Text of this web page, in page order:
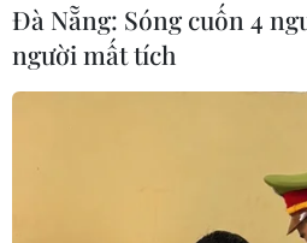
Đà Nẵng: Sóng cuốn 4
người mất tích